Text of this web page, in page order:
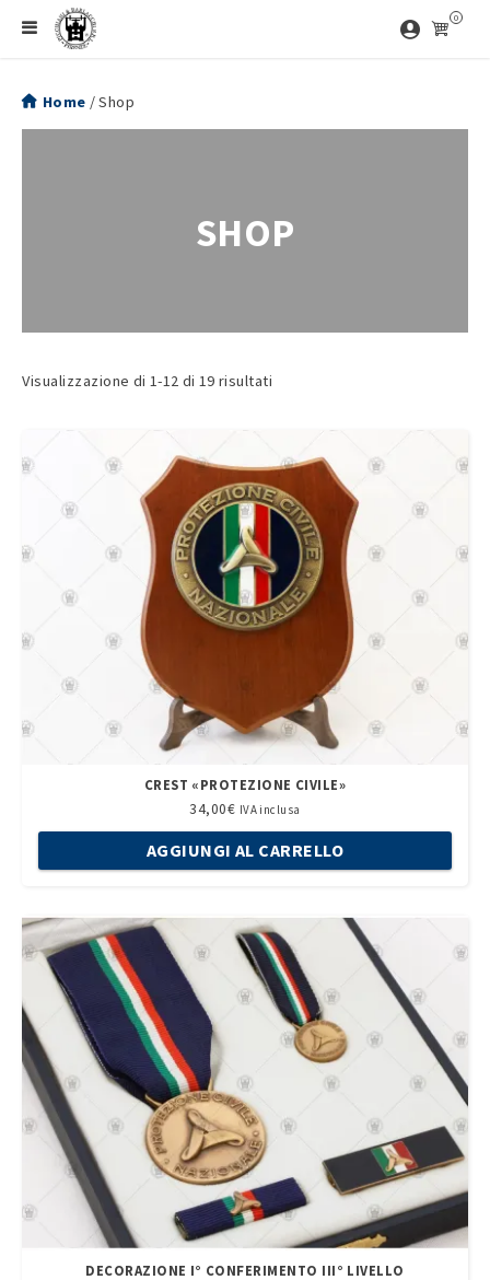
contenuto
0
Civile
PRIMO
STORE
UFFICIALE
Menu
Home / Shop
SHOP
Visualizzazione di 1-12 di 19 risultati
CREST «PROTEZIONE CIVILE»
34,00€ IVA inclusa
AGGIUNGI AL CARRELLO
DECORAZIONE I° CONFERIMENTO III° LIVELLO